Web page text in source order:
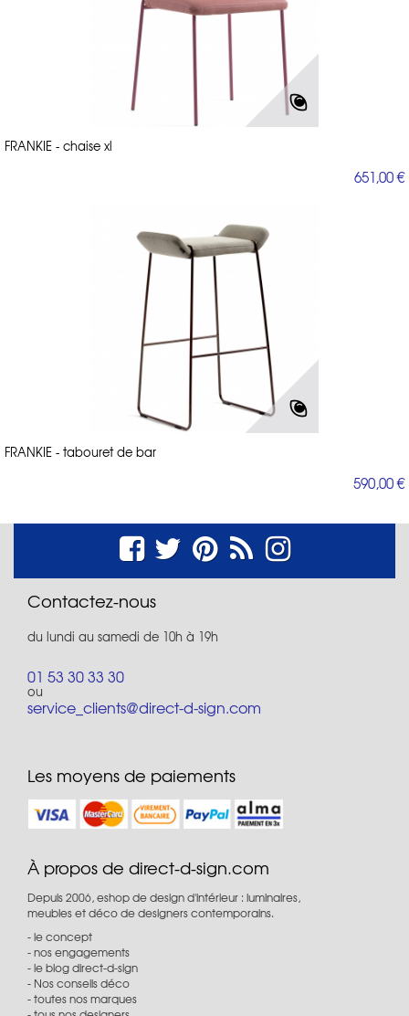
FRANKIE - chaise xl
651,00 €
FRANKIE - tabouret de bar
590,00 €
Contactez-nous
du lundi au samedi de 10h à 19h
01 53 30 33 30
ou
service_clients@direct-d-sign.com
Les moyens de paiements
À propos de direct-d-sign.com
Depuis 2006, eshop de design d'intérieur : luminaires,
meubles et déco de designers contemporains.
le concept
nos engagements
le blog direct-d-sign
Nos conseils déco
toutes nos marques